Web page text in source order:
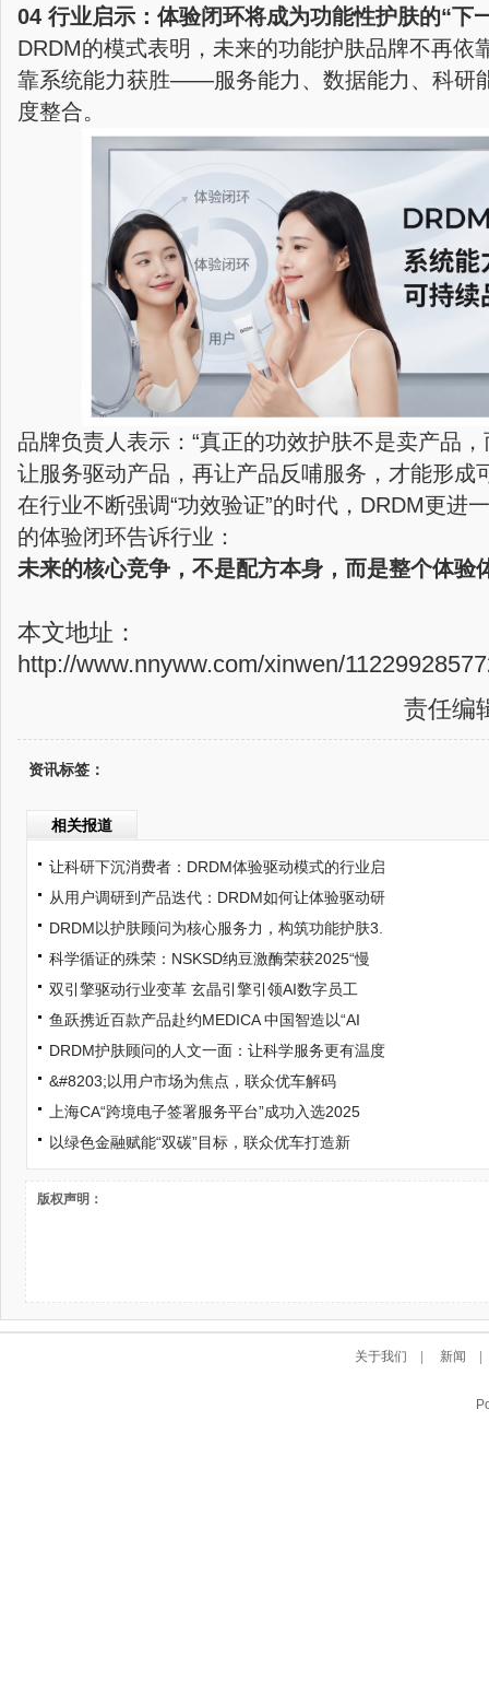
04 行业启示：体验闭环将成为功能性护肤的“下
DRDM的模式表明，未来的功能护肤品牌不再依
靠系统能力获胜——服务能力、数据能力、科研
度整合。
品牌负责人表示：“真正的功效护肤不是卖产品
让服务驱动产品，再让产品反哺服务，才能形成
在行业不断强调“功效验证”的时代，DRDM更进
的体验闭环告诉行业：
未来的核心竞争，不是配方本身，而是整个体验
本文地址：
http://www.nnyww.com/xinwen/
责任编
资讯标签：
相关报道
让科研下沉消费者：DRDM体验驱动模式的行业启
从用户调研到产品迭代：DRDM如何让体验驱动研
DRDM以护肤顾问为核心服务力，构筑功能护肤3.
科学循证的殊荣：NSKSD纳豆激酶荣获2025“慢
双引擎驱动行业变革 玄晶引擎引领AI数字员工
鱼跃携近百款产品赴约MEDICA 中国智造以“AI
DRDM护肤顾问的人文一面：让科学服务更有温度
&#8203;以用户市场为焦点，联众优车解码
上海CA“跨境电子签署服务平台”成功入选2025
以绿色金融赋能“双碳”目标，联众优车打造新
版权声明：
关于我们 新闻